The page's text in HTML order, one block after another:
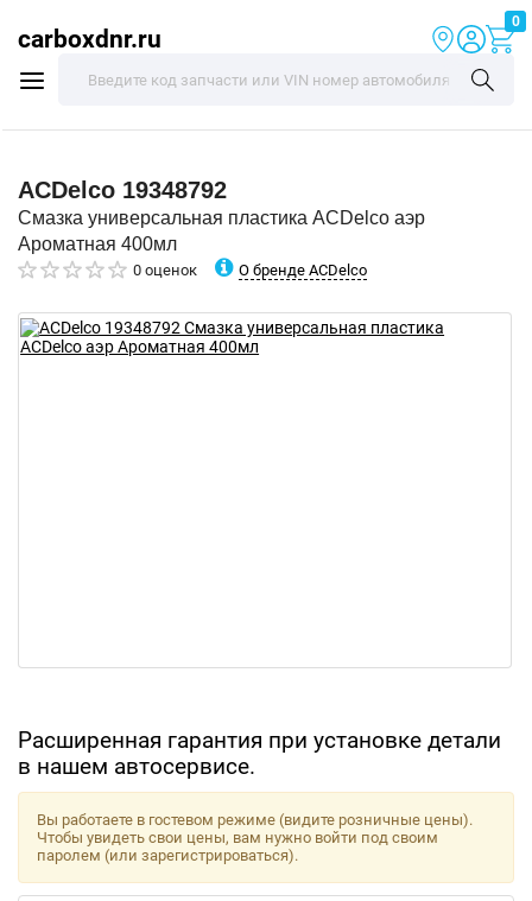
carboxdnr.ru
0
ACDelco 19348792
Смазка универсальная пластика ACDelco аэр
Ароматная 400мл
0 оценок О бренде ACDelco
Расширенная гарантия при установке детали
в нашем автосервисе.
Вы работаете в гостевом режиме (видите розничные цены).
Чтобы увидеть свои цены, вам нужно войти под своим
паролем (или зарегистрироваться).